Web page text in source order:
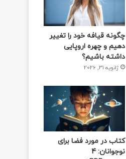
چگونه قیافه خود را تغییر
دهیم و چهره اروپایی
داشته باشیم؟
ژانویه 31, 2026
کتاب در مورد فضا برای
نوجوانان: 4